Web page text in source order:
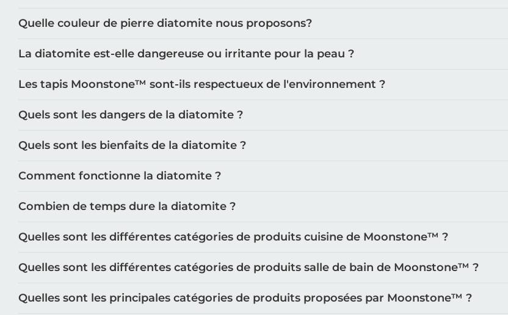
Quelle couleur de pierre diatomite nous proposons?
La diatomite est-elle dangereuse ou irritante pour la peau ?
Les tapis Moonstone™️ sont-ils respectueux de l'environnement ?
Quels sont les dangers de la diatomite ?
Quels sont les bienfaits de la diatomite ?
Comment fonctionne la diatomite ?
Combien de temps dure la diatomite ?
Quelles sont les différentes catégories de produits cuisine de Moonstone™️ ?
Quelles sont les différentes catégories de produits salle de bain de Moonstone™️ ?
Quelles sont les principales catégories de produits proposées par Moonstone™️ ?